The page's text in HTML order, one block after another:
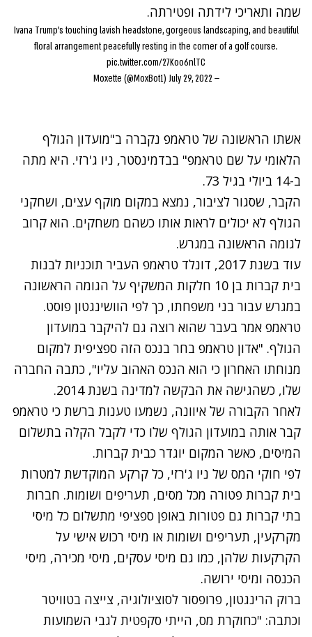
שמה ותאריכי לידתה ופטירתה.
Ivana Trump's touching lavish headstone, gorgeous landscaping, and beautiful
floral arrangement peacefully resting in the corner of a golf course.
pic.twitter.com/27Koo6nlTC
— Moxette (@MoxBot1)
July 29, 2022
אשתו הראשונה של טראמפ נקברה ב"מועדון הגולף
הלאומי על שם טראמפ" בבדמינסטר, ניו ג'רזי. היא מתה
ב-14 ביולי בגיל 73.
הקבר, שסגור לציבור, נמצא במקום מוקף עצים, ושחקני
הגולף לא יכולים לראות אותו כשהם משחקים. הוא קרוב
לגומה הראשונה במגרש.
עוד בשנת 2017, דונלד טראמפ העביר תוכניות לבנות
בית קברות בן 10 חלקות המשקיף על הגומה הראשונה
במגרש עבור בני משפחתו, כך לפי הוושינגטון פוסט.
טראמפ אמר בעבר שהוא רוצה גם להיקבר במועדון
הגולף. "אדון טראמפ בחר בנכס הזה ספציפית למקום
מנוחתו האחרון כי הוא הנכס האהוב עליו", כתבה החברה
שלו, כשהגישה את הבקשה למדינה בשנת 2014.
לאחר הקבורה של איוונה, נשמעו טענות ברשת כי טראמפ
קבר אותה במועדון הגולף שלו כדי לקבל הקלה בתשלום
המיסים, כאשר המקום יוגדר כבית קברות.
לפי חוקי המס של ניו ג'רזי, כל קרקע המוקדשת למטרות
בית קברות פטורה מכל מסים, תעריפים ושומות. חברות
בתי קברות גם פטורות באופן ספציפי מתשלום כל מיסי
מקרקעין, תעריפים ושומות או מיסי רכוש אישי על
הקרקעות שלהן, כמו גם מיסי עסקים, מיסי מכירה, מיסי
הכנסה ומיסי ירושה.
ברוק הרינגטון, פרופסור לסוציולוגיה, צייצה בטוויטר
וכתבה: "כחוקרת מס, הייתי סקפטית לגבי השמועות